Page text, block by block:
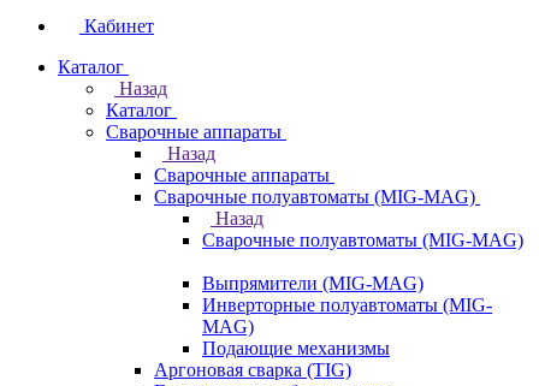
Кабинет
Каталог
Назад
Каталог
Сварочные аппараты
Назад
Сварочные аппараты
Сварочные полуавтоматы (MIG-MAG)
Назад
Сварочные полуавтоматы (MIG-MAG)
Выпрямители (MIG-MAG)
Инверторные полуавтоматы (MIG-
MAG)
Подающие механизмы
Аргоновая сварка (TIG)